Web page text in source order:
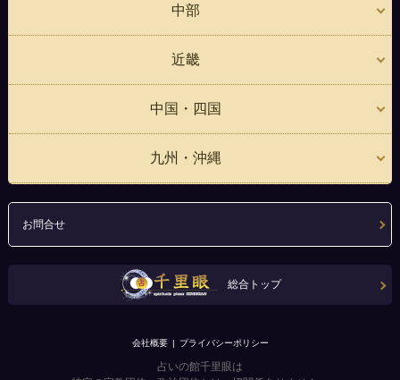
中部
近畿
中国・四国
九州・沖縄
お問合せ
総合トップ
会社概要 プライバシーポリシー
占いの館千里眼は